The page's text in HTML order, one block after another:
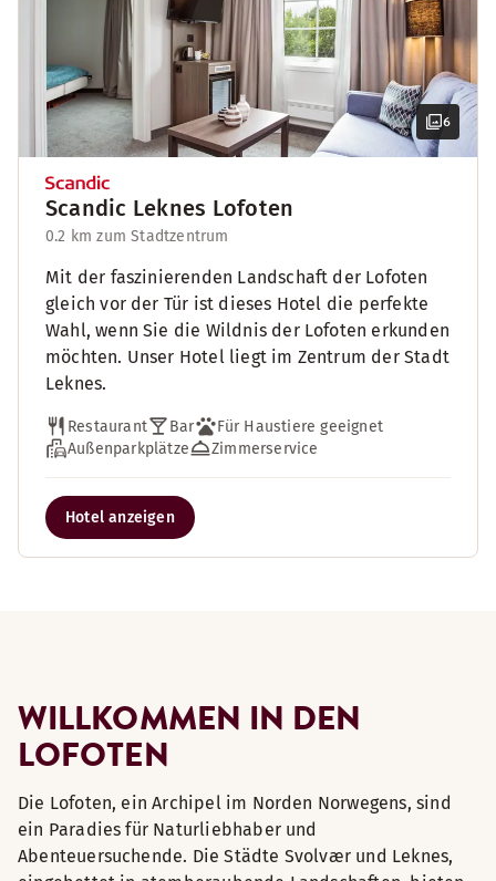
6
Scandic Leknes Lofoten
0.2 km zum Stadtzentrum
Mit der faszinierenden Landschaft der Lofoten
gleich vor der Tür ist dieses Hotel die perfekte
Wahl, wenn Sie die Wildnis der Lofoten erkunden
möchten. Unser Hotel liegt im Zentrum der Stadt
Leknes.
Restaurant Bar
Für Haustiere geeignet
Außenparkplätze
Zimmerservice
Hotel anzeigen
WILLKOMMEN IN DEN
LOFOTEN
Die Lofoten, ein Archipel im Norden Norwegens, sind
ein Paradies für Naturliebhaber und
Abenteuersuchende. Die Städte Svolvær und Leknes,